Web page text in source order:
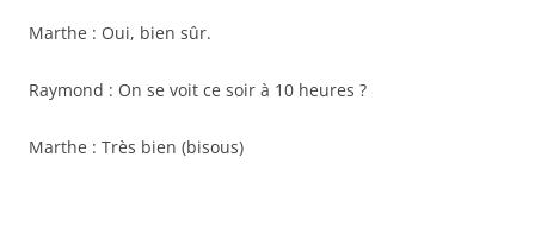
Marthe : Oui, bien sûr.
Raymond : On se voit ce soir à 10 heures ?
Marthe : Très bien (bisous)